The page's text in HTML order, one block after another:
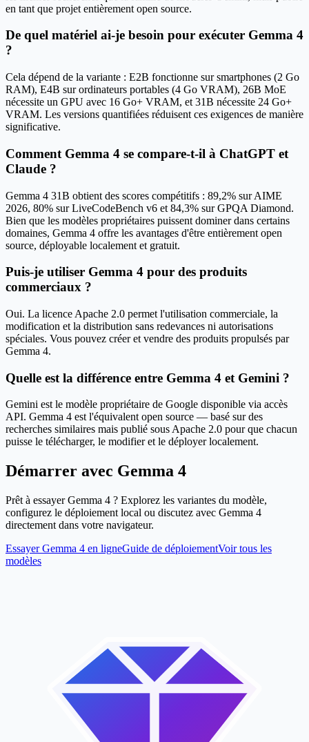
en tant que projet entièrement open source.
De quel matériel ai-je besoin pour exécuter Gemma 4
?
Cela dépend de la variante : E2B fonctionne sur smartphones (2 Go
RAM), E4B sur ordinateurs portables (4 Go VRAM), 26B MoE
nécessite un GPU avec 16 Go+ VRAM, et 31B nécessite 24 Go+
VRAM. Les versions quantifiées réduisent ces exigences de manière
significative.
Comment Gemma 4 se compare-t-il à ChatGPT et
Claude ?
Gemma 4 31B obtient des scores compétitifs : 89,2% sur AIME
2026, 80% sur LiveCodeBench v6 et 84,3% sur GPQA Diamond.
Bien que les modèles propriétaires puissent dominer dans certains
domaines, Gemma 4 offre les avantages d'être entièrement open
source, déployable localement et gratuit.
Puis-je utiliser Gemma 4 pour des produits
commerciaux ?
Oui. La licence Apache 2.0 permet l'utilisation commerciale, la
modification et la distribution sans redevances ni autorisations
spéciales. Vous pouvez créer et vendre des produits propulsés par
Gemma 4.
Quelle est la différence entre Gemma 4 et Gemini ?
Gemini est le modèle propriétaire de Google disponible via accès
API. Gemma 4 est l'équivalent open source — basé sur des
recherches similaires mais publié sous Apache 2.0 pour que chacun
puisse le télécharger, le modifier et le déployer localement.
Démarrer avec Gemma 4
Prêt à essayer Gemma 4 ? Explorez les variantes du modèle,
configurez le déploiement local ou discutez avec Gemma 4
directement dans votre navigateur.
Essayer Gemma 4 en ligneGuide de déploiementVoir tous les
modèles